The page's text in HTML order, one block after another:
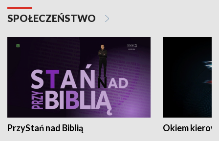
SPOŁECZEŃSTWO
PrzyStań nad Biblią Okiem